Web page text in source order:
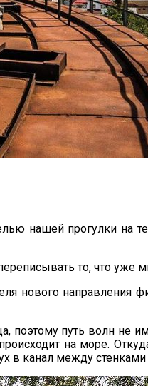
нашей прогулки на
то, что уже
нового направления
поэтому путь волн не
на море.
в канал между стенками